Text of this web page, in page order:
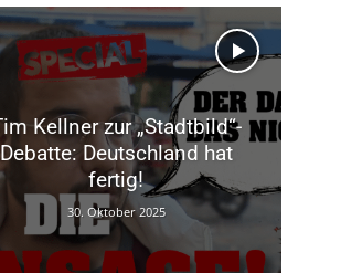
Kellner zur „Stadtbild“-
Debatte: Deutschland hat
fertig!
30. Oktober 2025